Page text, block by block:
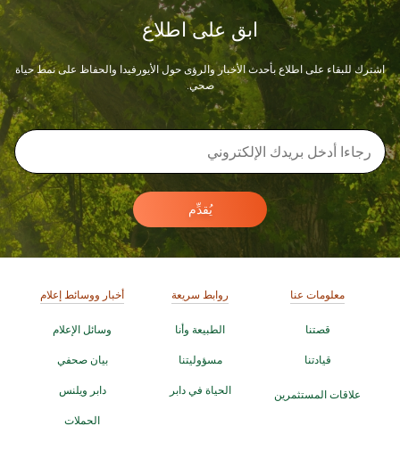
ابق على اطلاع
اشترك للبقاء على اطلاع بأحدث الأخبار والرؤى حول الأيورفيدا والحفاظ على نمط حياة
صحي.
يُقدِّم
معلومات عنا
قصتنا
قيادتنا
علاقات المستثمرين
روابط سريعة
الطبيعة وأنا
مسؤوليتنا
الحياة في دابر
أخبار ووسائط إعلام
وسائل الإعلام
بيان صحفي
دابر ويلنس
الحملات